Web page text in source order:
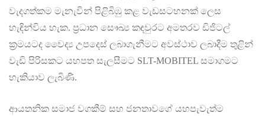
වැදගත්කම මැනැවින් පිළිබිඹු කළ වැඩසටහනක් ලෙස
හැඳින්විය හැක. ප්‍රධාන සෞඛ්‍ය කඳවුරට අමතරව ඩිජිටල්
ක්‍රමයටද වෛද්‍ය උපදෙස් ලබාගැනීමට අවස්ථාව ලබාදීම තුළින්
වැඩි පිරිසකට යහපත සැලසීමට SLT-MOBITEL සමාගමට
හැකියාව ලැබිණි.
ආයතනික සමාජ වගකීම් සහ ජනතාවගේ යහපැවැත්ම